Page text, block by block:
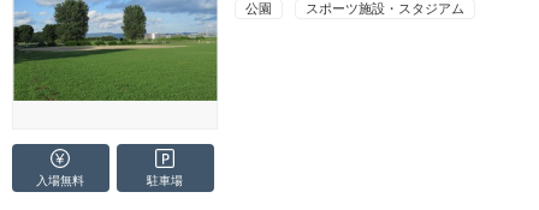
公園 スポーツ施設・スタジアム
入場無料 駐車場